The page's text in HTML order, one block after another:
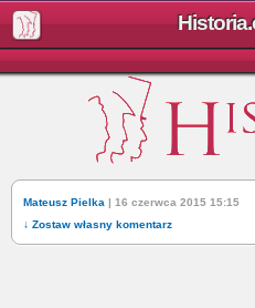
Mateusz Pielka | 16 czerwca 2015 15:15
↓ Zostaw własny komentarz